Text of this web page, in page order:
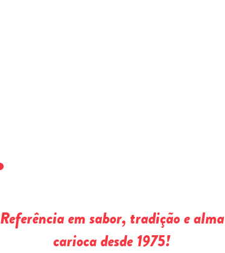
Referência em sabor, tradição e alma
carioca desde 1975!